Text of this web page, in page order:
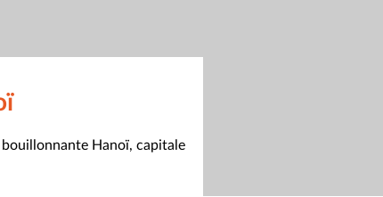
Hanoï, capitale